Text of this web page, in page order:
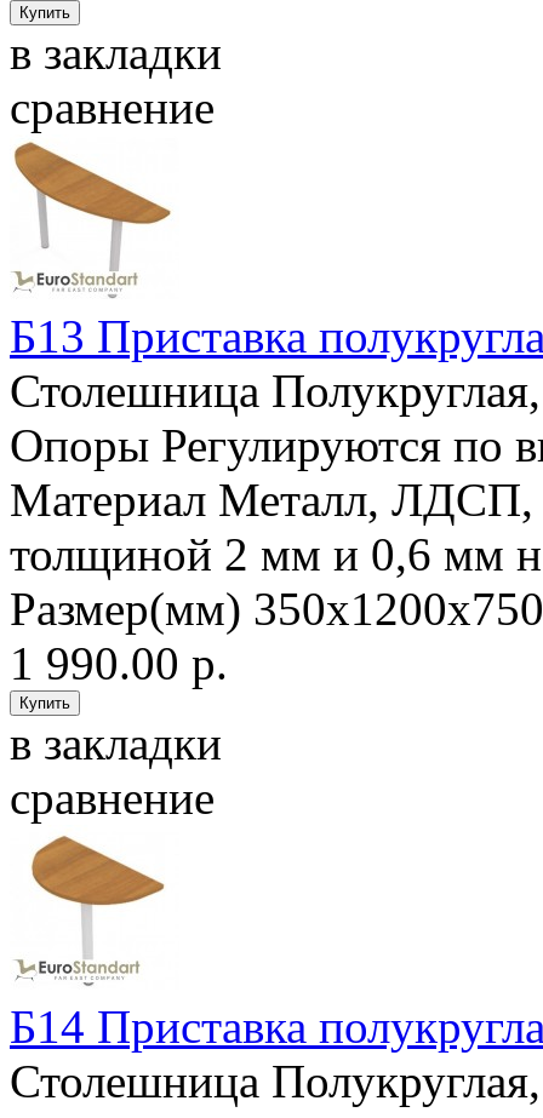
в закладки
сравнение
Б13 Приставка
Столешница
Опоры Регулируются по
Материал Металл,
толщиной 2 мм и 0,6 мм
Размер(мм)
1 990.00 р.
в закладки
сравнение
Б14 Приставка
Столешница